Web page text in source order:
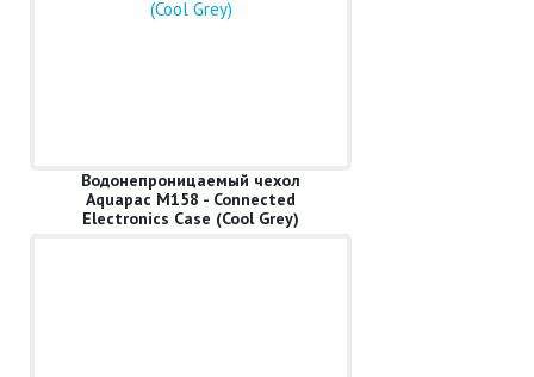
Водонепроницаемый чехол
Aquapac M158 - Connected
Electronics Case (Cool Grey)